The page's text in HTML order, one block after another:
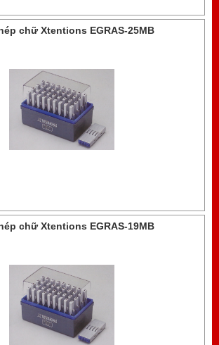
chữ Xtentions EGRAS-25MB
chữ Xtentions EGRAS-19MB